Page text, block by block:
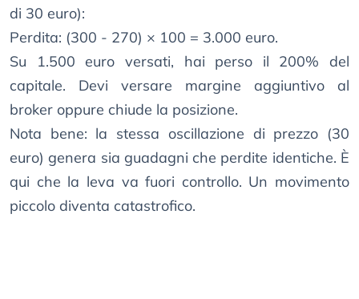
di 30 euro):
Perdita: (300 - 270) × 100 = 3.000 euro.
Su 1.500 euro versati, hai perso il 200% del
capitale. Devi versare margine aggiuntivo al
broker oppure chiude la posizione.
Nota bene: la stessa oscillazione di prezzo (30
euro) genera sia guadagni che perdite identiche. È
qui che la leva va fuori controllo. Un movimento
piccolo diventa catastrofico.